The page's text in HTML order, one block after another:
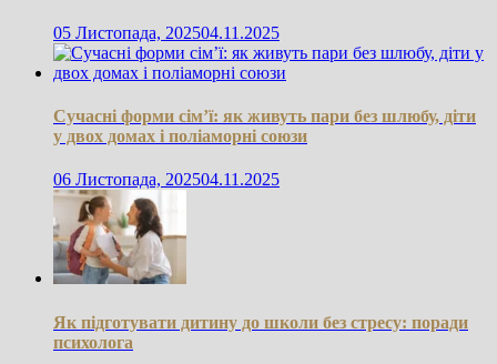
05 Листопада, 202504.11.2025
Сучасні форми сім’ї: як живуть пари без шлюбу, діти
у двох домах і поліаморні союзи
06 Листопада, 202504.11.2025
Як підготувати дитину до школи без стресу: поради
психолога